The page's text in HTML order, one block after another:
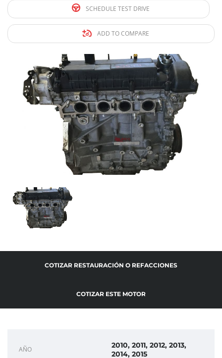
SCHEDULE TEST DRIVE
ADD TO COMPARE
COTIZAR RESTAURACIÓN O REFACCIONES
COTIZAR ESTE MOTOR
AÑO
2010, 2011, 2012, 2013,
2014, 2015